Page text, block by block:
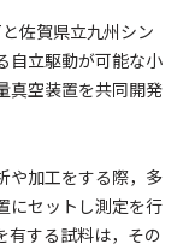
佐賀県立九州シン
自立駆動が可能な小
真空装置を共同開発
や加工をする際，多
にセットし測定を行
有する試料は，その